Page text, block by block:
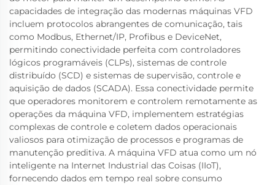
capacidades de integração das modernas máquinas VFD
incluem protocolos abrangentes de comunicação, tais
como Modbus, Ethernet/IP, Profibus e DeviceNet,
permitindo conectividade perfeita com controladores
lógicos programáveis (CLPs), sistemas de controle
distribuído (SCD) e sistemas de supervisão, controle e
aquisição de dados (SCADA). Essa conectividade permite
que operadores monitorem e controlem remotamente as
operações da máquina VFD, implementem estratégias
complexas de controle e coletem dados operacionais
valiosos para otimização de processos e programas de
manutenção preditiva. A máquina VFD atua como um nó
inteligente na Internet Industrial das Coisas (IIoT),
fornecendo dados em tempo real sobre consumo